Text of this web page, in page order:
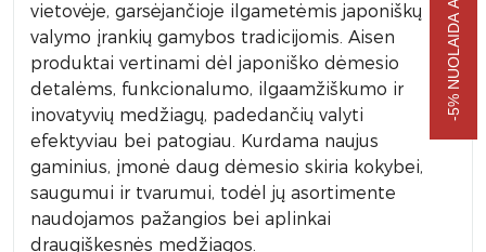
vietovėje, garsėjančioje ilgametėmis japoniškų
valymo įrankių gamybos tradicijomis. Aisen
produktai vertinami dėl japoniško dėmesio
detalėms, funkcionalumo, ilgaamžiškumo ir
inovatyvių medžiagų, padedančių valyti
efektyviau bei patogiau. Kurdama naujus
gaminius, įmonė daug dėmesio skiria kokybei,
saugumui ir tvarumui, todėl jų asortimente
naudojamos pažangios bei aplinkai
draugiškesnės medžiagos.